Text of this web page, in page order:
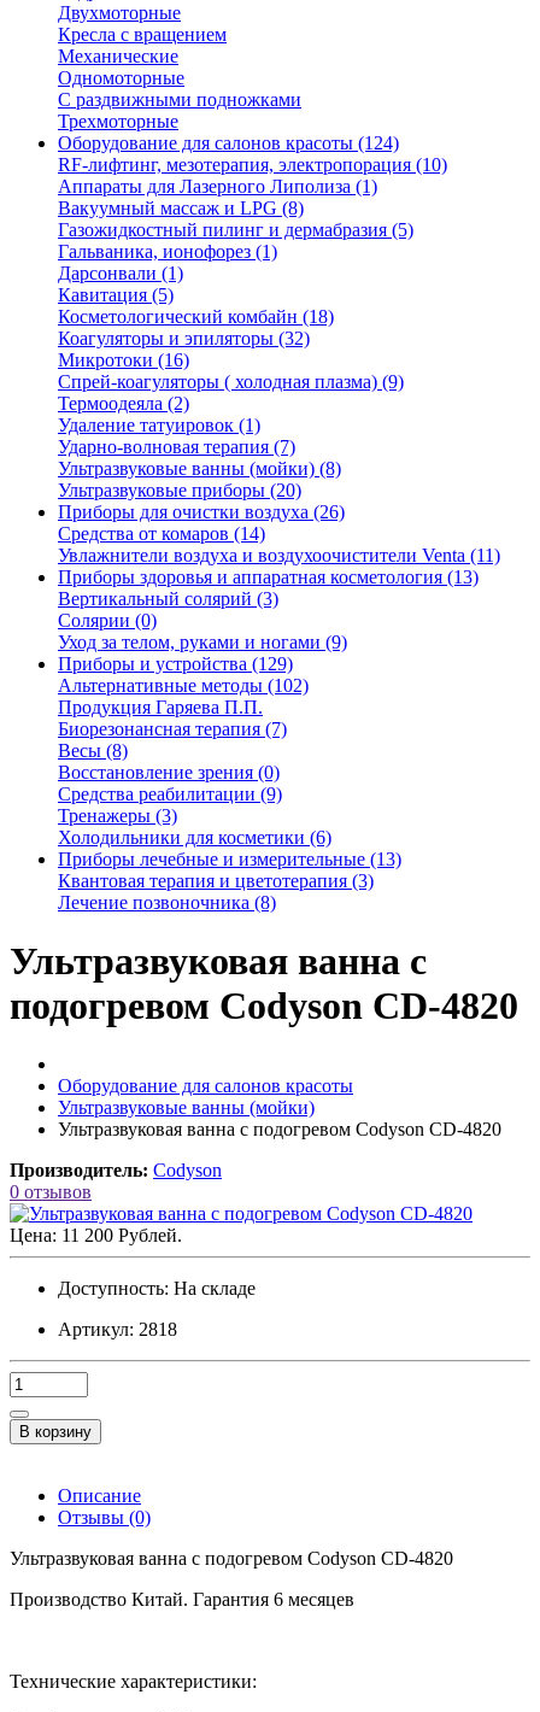
Двухмоторные
Кресла с вращением
Механические
Одномоторные
С раздвижными подножками
Трехмоторные
Оборудование для салонов красоты (124)
RF-лифтинг, мезотерапия, электропорация (10)
Аппараты для Лазерного Липолиза (1)
Вакуумный массаж и LPG (8)
Газожидкостный пилинг и дермабразия (5)
Гальваника, ионофорез (1)
Дарсонвали (1)
Кавитация (5)
Коcметологический комбайн (18)
Коагуляторы и эпиляторы (32)
Микротоки (16)
Спрей-коагуляторы ( холодная плазма) (9)
Термоодеяла (2)
Удаление татуировок (1)
Ударно-волновая терапия (7)
Ультразвуковые ванны (мойки) (8)
Ультразвуковые приборы (20)
Приборы для очистки воздуха (26)
Средства от комаров (14)
Увлажнители воздуха и воздухоочистители Venta (11)
Приборы здоровья и аппаратная косметология (13)
Вертикальный солярий (3)
Солярии (0)
Уход за телом, руками и ногами (9)
Приборы и устройства (129)
Альтернативные методы (102)
Продукция Гаряева П.П.
Биорезонансная терапия (7)
Весы (8)
Восстановление зрения (0)
Средства реабилитации (9)
Тренажеры (3)
Холодильники для косметики (6)
Приборы лечебные и измерительные (13)
Квантовая терапия и цветотерапия (3)
Лечение позвоночника (8)
Ультразвуковая ванна с
подогревом Codyson CD-4820
Оборудование для салонов красоты
Ультразвуковые ванны (мойки)
Ультразвуковая ванна с подогревом Codyson CD-4820
Производитель: Codyson
0 отзывов
Цена: 11 200 Рублей.
Доступность: На складе
Артикул: 2818
В корзину
Описание
Отзывы (0)
Ультразвуковая ванна с подогревом Codyson CD-4820
Производство Китай. Гарантия 6 месяцев
Технические характеристики: